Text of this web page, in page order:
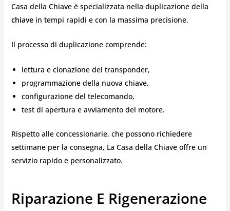
Casa della Chiave è specializzata nella duplicazione della
chiave in tempi rapidi e con la massima precisione.
Il processo di duplicazione comprende:
lettura e clonazione del transponder,
programmazione della nuova chiave,
configurazione del telecomando,
test di apertura e avviamento del motore.
Rispetto alle concessionarie, che possono richiedere
settimane per la consegna, La Casa della Chiave offre un
servizio rapido e personalizzato.
Riparazione E Rigenerazione